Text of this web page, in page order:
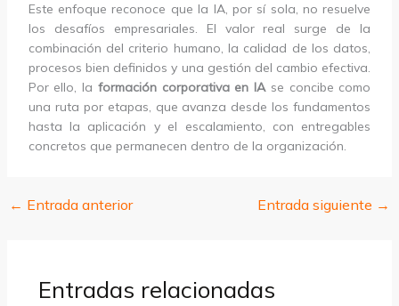
Este enfoque reconoce que la IA, por sí sola, no resuelve
los desafíos empresariales. El valor real surge de la
combinación del criterio humano, la calidad de los datos,
procesos bien definidos y una gestión del cambio efectiva.
Por ello, la formación corporativa en IAse concibe como
una ruta por etapas, que avanza desde los fundamentos
hasta la aplicación y el escalamiento, con entregables
concretos que permanecen dentro de la organización.
← Entrada anterior Entrada siguiente →
Entradas relacionadas